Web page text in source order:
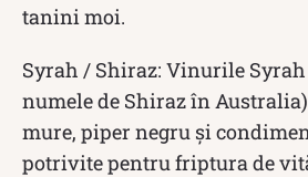
tanini moi.
Syrah / Shiraz: Vinurile
numele de Shiraz în
mure, piper negru și
potrivite pentru friptura de